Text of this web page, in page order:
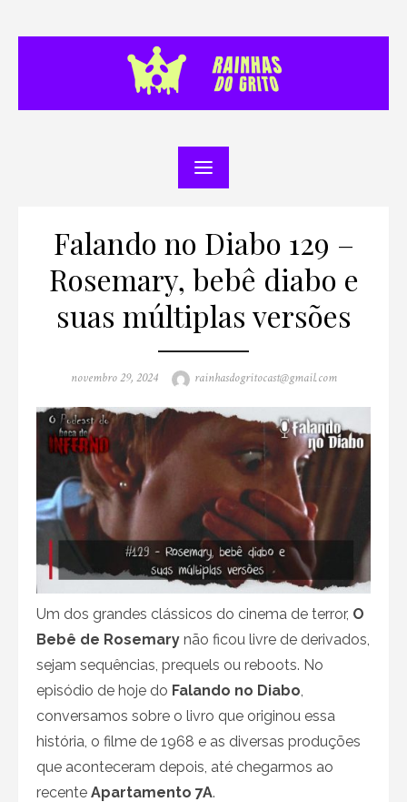
Falando no Diabo 129 –
Rosemary, bebê diabo e
suas múltiplas versões
Posted
novembro 29, 2024 Author
rainhasdogritocast@gmail.com
Um dos grandes clássicos do cinema de terror, O
Bebê de Rosemary não ficou livre de derivados,
sejam sequências, prequels ou reboots. No
episódio de hoje do Falando no Diabo
conversamos sobre o livro que originou essa
história, o filme de 1968 e as diversas produções
que aconteceram depois, até chegarmos ao
recente Apartamento 7A.